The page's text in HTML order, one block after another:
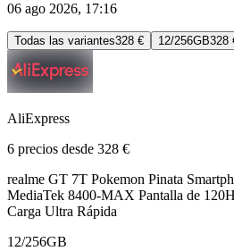
06 ago 2026, 17:16
Todas las variantes328 € 12/256GB328
AliExpress
6 precios desde 328 €
realme GT 7T Pokemon Pinata
MediaTek 8400-MAX Pantalla de
Carga Ultra Rápida
12/256GB